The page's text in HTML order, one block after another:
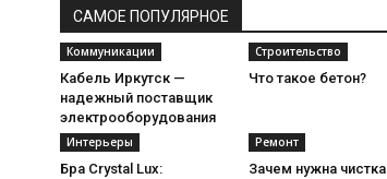
САМОЕ ПОПУЛЯРНОЕ
Коммуникации
Кабель Иркутск —
надежный поставщик
электрооборудования
Строительство
Что такое бетон?
Интерьеры
Бра Crystal Lux:
Ремонт
Зачем нужна чистка